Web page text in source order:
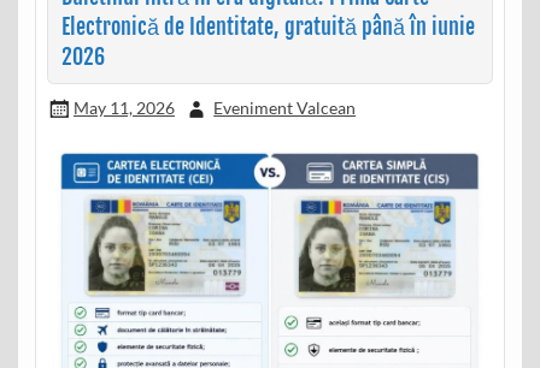
Electronică de Identitate, gratuită până în iunie
2026
May 11, 2026 Eveniment Valcean